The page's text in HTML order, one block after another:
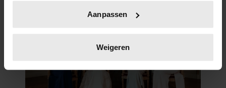
scannen op specifieke eigenschappen (fingerprinting)
verwerkt en stel uw voorkeuren in het
intrekken in de Cookieverklaring.
Aanpassen
Weigeren